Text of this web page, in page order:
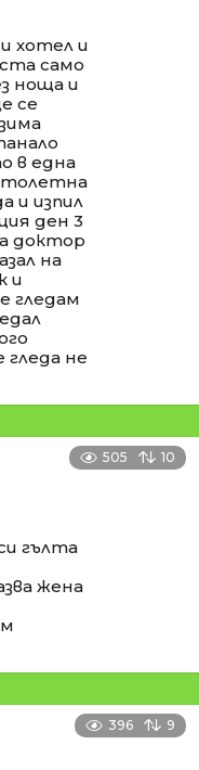
хотел и
само
ноща и
се
в една
толетна
и изпил
ден 3
доктор
на
и
гледам
гледа не
505 10
гълта
жена
396 9